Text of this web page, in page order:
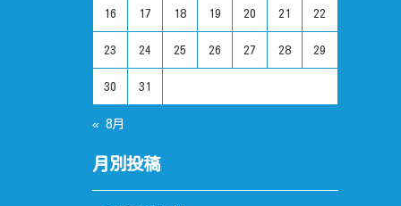
16 17 18 19 20 21 22
23 24 25 26 27 28 29
30 31
« 8月
月別投稿